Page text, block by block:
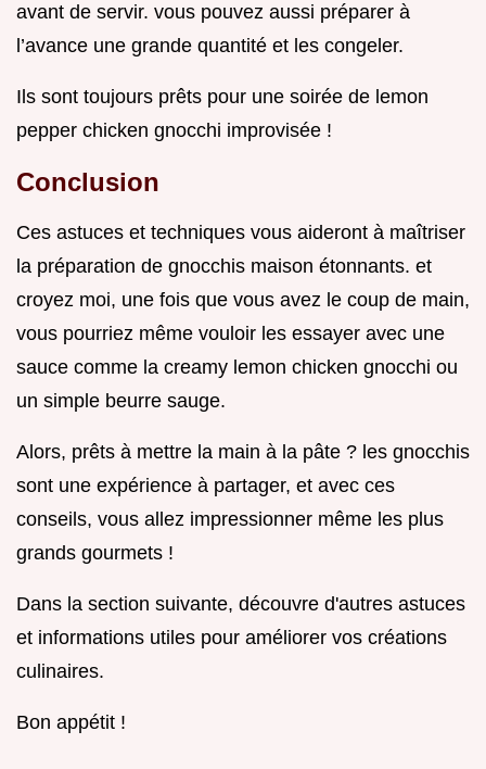
avant de servir. vous pouvez aussi préparer à
l’avance une grande quantité et les congeler.
Ils sont toujours prêts pour une soirée de lemon
pepper chicken gnocchi improvisée !
Conclusion
Ces astuces et techniques vous aideront à maîtriser
la préparation de gnocchis maison étonnants. et
croyez moi, une fois que vous avez le coup de main,
vous pourriez même vouloir les essayer avec une
sauce comme la creamy lemon chicken gnocchi ou
un simple beurre sauge.
Alors, prêts à mettre la main à la pâte ? les gnocchis
sont une expérience à partager, et avec ces
conseils, vous allez impressionner même les plus
grands gourmets !
Dans la section suivante, découvre d'autres astuces
et informations utiles pour améliorer vos créations
culinaires.
Bon appétit !